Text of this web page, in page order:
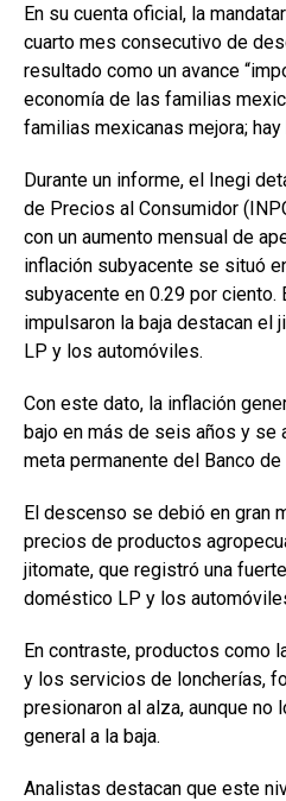
En su cuenta oficial, la
cuarto mes consecutivo de
resultado como un avance
economía de las familias
familias mexicanas mejora; hay
Durante un informe, el Inegi
de Precios al Consumidor
con un aumento mensual de
inflación subyacente se situó
subyacente en 0.29 por
impulsaron la baja destacan el
LP y los automóviles.
Con este dato, la inflación
bajo en más de seis años y se
meta permanente del Banco
El descenso se debió en gran
precios de productos
jitomate, que registró una
doméstico LP y los
En contraste, productos como
y los servicios de loncherías,
presionaron al alza, aunque no
general a la baja.
Analistas destacan que este